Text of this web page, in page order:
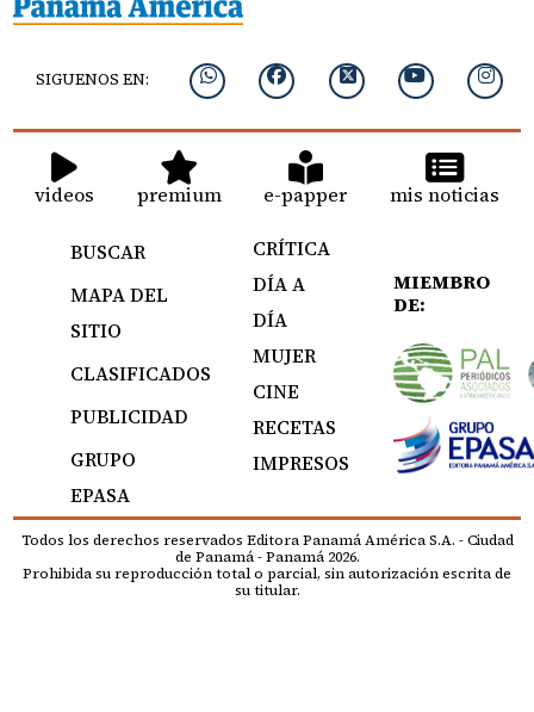
SIGUENOS EN:
videos premium e-papper mis noticias
BUSCAR
MAPA DEL
SITIO
CLASIFICADOS
PUBLICIDAD
GRUPO
EPASA
CRÍTICA
DÍA A
DÍA
MUJER
CINE
RECETAS
IMPRESOS
MIEMBRO
DE:
Todos los derechos reservados Editora Panamá América S.A. - Ciudad
de Panamá - Panamá 2026.
Prohibida su reproducción total o parcial, sin autorización escrita de
su titular.